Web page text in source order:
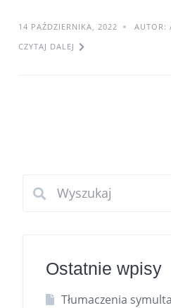
14 PAŹDZIERNIKA, 2022
AUTOR:
CZYTAJ DALEJ
Ostatnie wpisy
Tłumaczenia